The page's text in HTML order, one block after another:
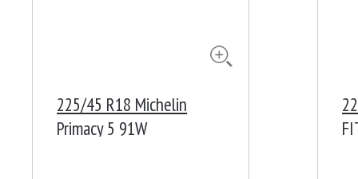
225/45 R18 Michelin
Primacy 5 91W